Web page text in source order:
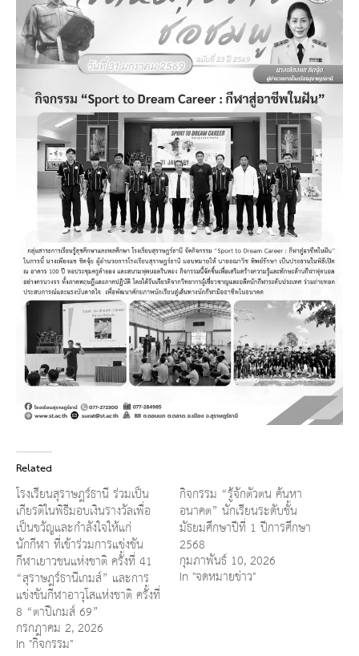
Related
โรงเรียนสุราษฎร์ธานี ร่วมเป็น
เกียรติในพิธีมอบเงินรางวัลเพื่อ
เป็นขวัญและกำลังใจให้แก่
นักกีฬา ที่เข้าร่วมการแข่งขัน
กีฬาเยาวชนแห่งชาติ ครั้งที่ 41
“สุราษฎร์ธานีเกมส์” และการ
แข่งขันกีฬาอาวุโสแห่งชาติ ครั้งที่
8 “ตาปีเกมส์ 69”
กรกฎาคม 2, 2026
In "กิจกรรม"
กิจกรรม “รู้จักตัวตน ค้นหา
อนาคต” นักเรียนระดับชั้น
มัธยมศึกษาปีที่ 1 ปีการศึกษา
2568
กุมภาพันธ์ 10, 2026
In "จดหมายข่าว"